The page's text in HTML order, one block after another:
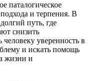
паталогическое
и терпения. В
путь, где
снизить
уверенность в
и искать помощь
жизни и